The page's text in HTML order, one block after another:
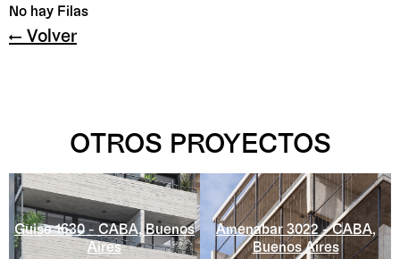
No hay Filas
← Volver
OTROS PROYECTOS
Guise 1630 - CABA, Buenos
Aires
Amenabar 3022 - CABA,
Buenos Aires